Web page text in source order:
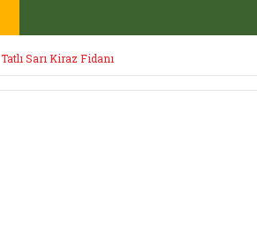
Tatlı Sarı Kiraz Fidanı